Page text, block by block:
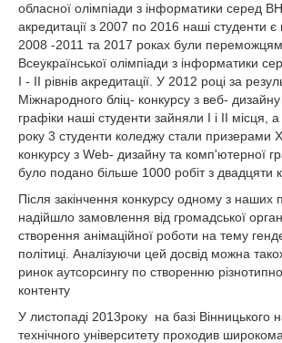
обласної олімпіади з інформатики серед ВНЗ
акредитації з 2007 по 2016 наші студенти
2008 -2011 та 2017 роках були
Всеукраїнської олімпіади з інформатики
I - II рівнів акредитації. У 2012 році за
Міжнародного бліц- конкурсу з веб-
графіки наші студенти зайняли I і II місця,
року 3 студенти коледжу стали призерами
конкурсу з Web- дизайну та комп'ютерної
було подано більше 1000 робіт з двадцяти
Після закінчення конкурсу одному з наших
надійшло замовлення від громадської
створення анімаційної роботи на тему
політиці. Аналізуючи цей досвід можна
ринок аутсорсингу по створенню
контенту
У листопаді 2013року на базі Вінницького
технічного університету проходив